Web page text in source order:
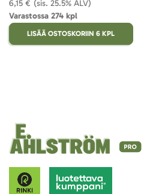
(sis. 25.5% ALV)
6,15 €
Varastossa 274 kpl
LISÄÄ OSTOSKORIIN 6 KPL